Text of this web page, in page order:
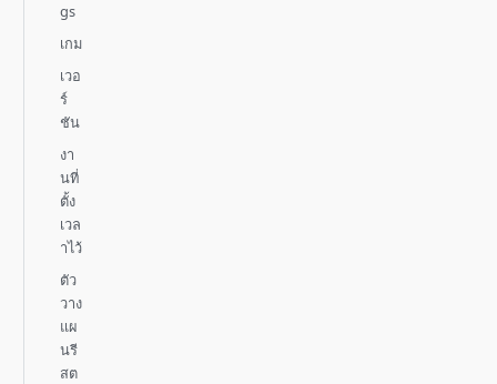
gs
เกม
เวอ
ร์
ชัน
งา
นที่
ตั้ง
เวล
าไว้
ตัว
วาง
แผ
นรี
สต